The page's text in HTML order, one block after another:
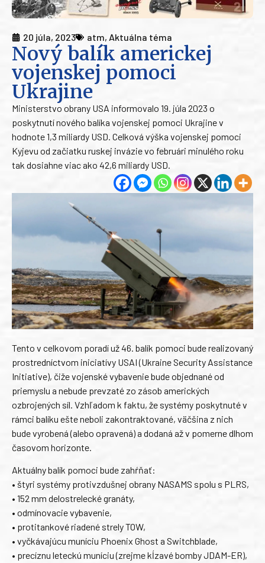
20 júla, 2023 atm, Aktuálna téma
Nový balík americkej
vojenskej pomoci
Ukrajine
Ministerstvo obrany USA informovalo 19. júla 2023 o
poskytnutí nového balíka vojenskej pomoci Ukrajine v
hodnote 1,3 miliardy USD. Celková výška vojenskej pomoci
Kyjevu od začiatku ruskej invázie vo februári minulého roku
tak dosiahne viac ako 42,6 miliardy USD.
Tento v celkovom poradí už 46. balík pomoci bude realizovaný
prostredníctvom iniciatívy USAI (Ukraine Security Assistance
Initiative), čiže vojenské vybavenie bude objednané od
priemyslu a nebude prevzaté zo zásob amerických
ozbrojených síl. Vzhľadom k faktu, že systémy poskytnuté v
rámci balíku ešte neboli zakontraktované, väčšina z nich
bude vyrobená (alebo opravená) a dodaná až v pomerne dlhom
časovom horizonte.
Aktuálny balík pomoci bude zahŕňať:
• štyri systémy protivzdušnej obrany NASAMS spolu s PLRS,
• 152 mm delostrelecké granáty,
• odmínovacie vybavenie,
• protitankové riadené strely TOW,
• vyčkávajúcu muníciu Phoenix Ghost a Switchblade,
• precíznu leteckú muníciu (zrejme kĺzavé bomby JDAM-ER),